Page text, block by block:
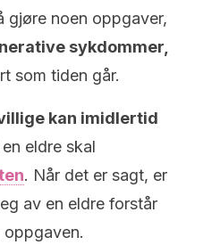
gjøre noen oppgaver,
sykdommer,
som tiden går.
kan imidlertid
eldre skal
. Når det er sagt, er
av en eldre forstår